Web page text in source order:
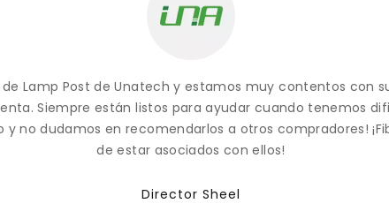
de Lamp Post de Unatech y estamos muy contentos con
Siempre están listos para ayudar cuando tenemos
no dudamos en recomendarlos a otros compradores!
de estar asociados con ellos!
Director Sheel